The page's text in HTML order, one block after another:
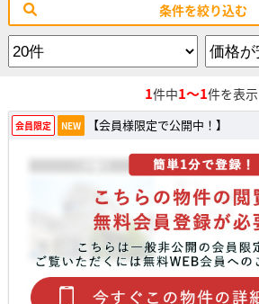
条件を絞り込む
1件中1～1件を表示
会員限定 NEW 【会員様限定で公開中！】